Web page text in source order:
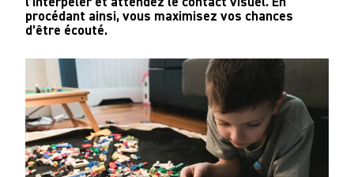
procédant ainsi, vous maximisez vos chances
d’être écouté.